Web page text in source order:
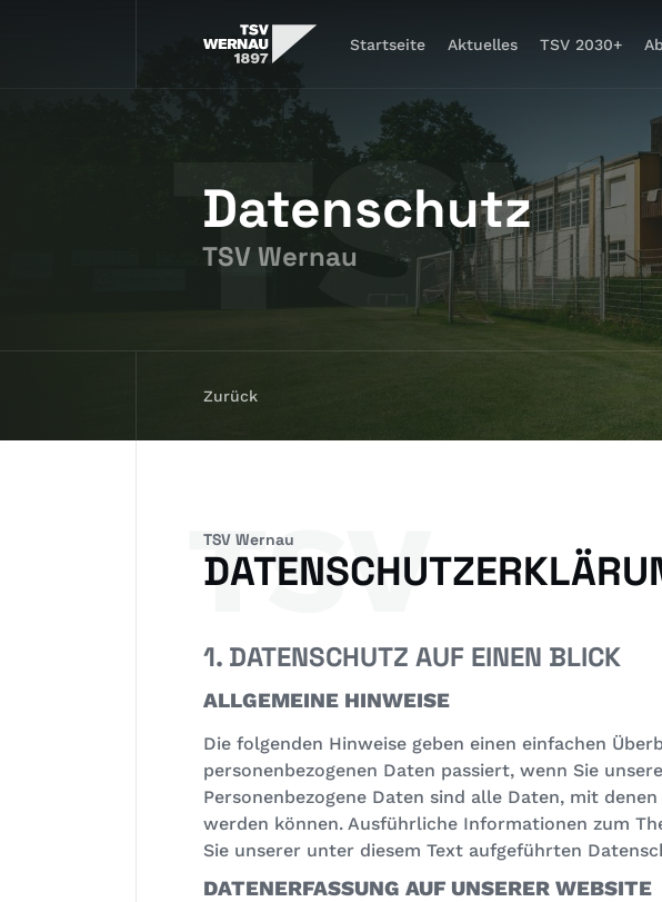
Startseite Aktuelles TSV 2030+
Datenschutz
TSV Wernau
Zurück
TSV
TSV Wernau
1. DATENSCHUTZ AUF EINEN BLICK
ALLGEMEINE HINWEISE
Die folgenden Hinweise geben einen einfachen
personenbezogenen Daten passiert, wenn Sie
Personenbezogene Daten sind alle Daten, mit
werden können. Ausführliche Informationen zum
Sie unserer unter diesem Text aufgeführten
DATENERFASSUNG AUF UNSERER WEBSITE